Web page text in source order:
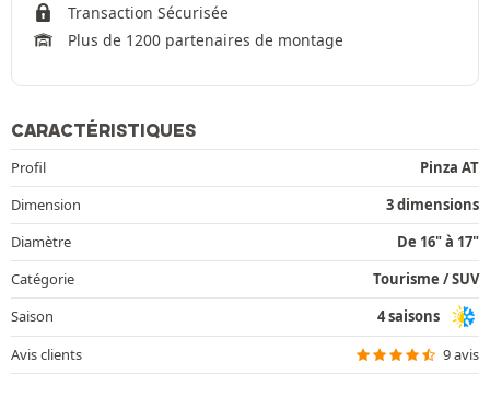
Transaction Sécurisée
Plus de 1200 partenaires de montage
CARACTÉRISTIQUES
Profil
Pinza AT
Dimension
3 dimensions
Diamètre
De 16" à 17"
Catégorie
Tourisme / SUV
Saison
4 saisons
Avis clients
9 avis